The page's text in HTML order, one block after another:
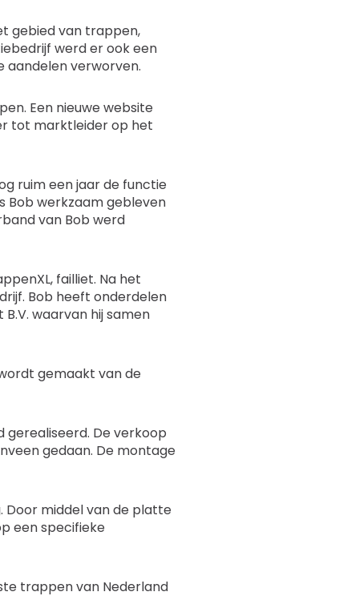
gebied van trappen,
werd er ook een
aandelen verworven.
Een nieuwe website
tot marktleider op het
ruim een jaar de functie
Bob werkzaam gebleven
van Bob werd
failliet. Na het
Bob heeft onderdelen
waarvan hij samen
gemaakt van de
gerealiseerd. De verkoop
gedaan. De montage
Door middel van de platte
een specifieke
trappen van Nederland